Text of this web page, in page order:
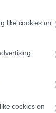
like cookies on
cookies on
nélkül